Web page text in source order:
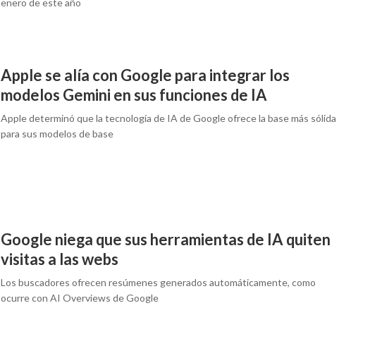
enero de este año
Apple se alía con Google para integrar los
modelos Gemini en sus funciones de IA
Apple determinó que la tecnología de IA de Google ofrece la base más sólida
para sus modelos de base
Google niega que sus herramientas de IA quiten
visitas a las webs
Los buscadores ofrecen resúmenes generados automáticamente, como
ocurre con AI Overviews de Google